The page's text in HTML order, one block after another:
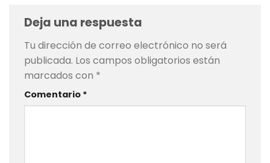
Deja una respuesta
Tu dirección de correo electrónico no será
publicada. Los campos obligatorios están
marcados con *
Comentario *